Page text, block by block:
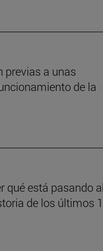
previas a unas
de la
qué está pasando
de los últimos